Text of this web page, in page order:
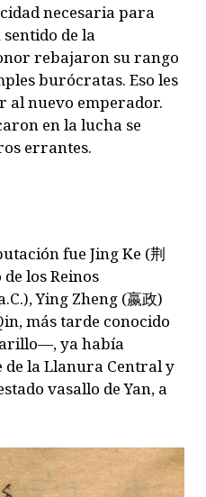
necesaria para
de la
rebajaron su rango
burócratas. Eso les
nuevo emperador.
en la lucha se
errantes.
fue Jing Ke (荆
los Reinos
Ying Zheng (嬴政)
más tarde conocido
ya había
la Llanura Central y
vasallo de Yan, a